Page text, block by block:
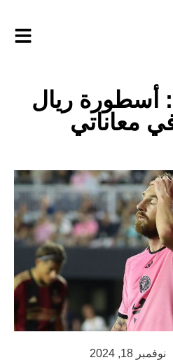
ريال
معاناتي
نوفمبر 18, 2024